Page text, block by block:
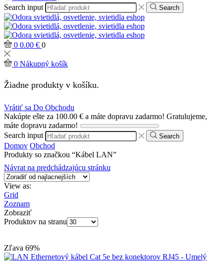
Search input
Search
0 0.00 € 0
0 Nákupný košík
Žiadne produkty v košíku.
Vrátiť sa Do Obchodu
Nakúpte ešte za 100.00 € a máte dopravu zadarmo! Gratulujeme,
máte dopravu zadarmo!
Search input
Search
Domov Obchod
Produkty so značkou “Kábel LAN”
Návrat na predchádzajúcu stránku
View as:
Grid
Zoznam
Zobraziť
Produktov na stranu
Zľava 69%